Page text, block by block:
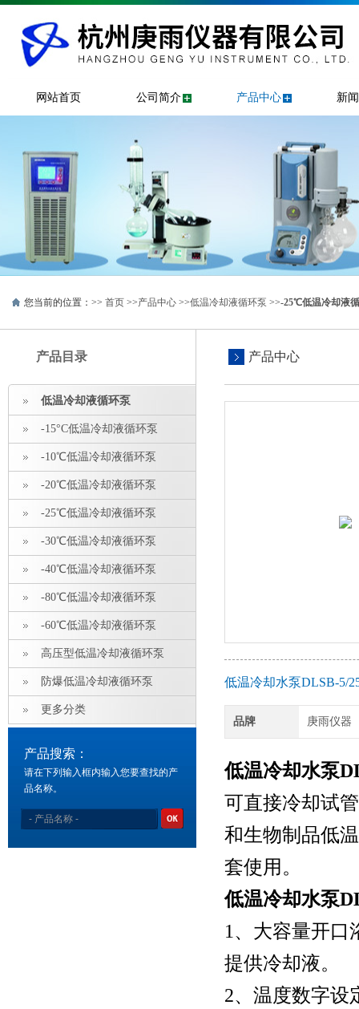
网站首页 公司简介 产品中心 新
您当前的位置：>> 首页 >>产品中心 >>低温冷却液循环泵 >>-25℃低温冷却液
产品目录
低温冷却液循环泵
-15°C低温冷却液循环泵
-10℃低温冷却液循环泵
-20℃低温冷却液循环泵
-25℃低温冷却液循环泵
-30℃低温冷却液循环泵
-40℃低温冷却液循环泵
-80℃低温冷却液循环泵
-60℃低温冷却液循环泵
高压型低温冷却液循环泵
防爆低温冷却液循环泵
更多分类
产品搜索：
请在下列输入框内输入您要查找的产
品名称。
产品中心
低温冷却水泵DLSB-5/
品牌 庚雨仪器
低温冷却水泵
可直接冷却试
和生物制品低
套使用。
低温冷却水泵
1、大容量开口
提供冷却液。
2、温度数字设